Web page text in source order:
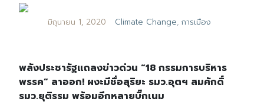
มิถุนายน 1, 2020 Climate Change, การเมือง
พลังประชารัฐแถลงข่าวด่วน “18 กรรมการบริหาร
พรรค” ลาออก! ผงะมีชื่อสุริยะ รมว.อุตฯ สมศักดิ์
รมว.ยุติรรม พร้อมอีกหลายบิ๊กเนม